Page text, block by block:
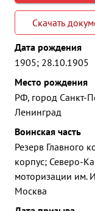
Скачать
Дата рождения
1905; 28.10.1905
Место рождения
РФ, город Санкт-
Ленинград
Воинская часть
Резерв Главного
корпус; Северо-
моторизации им.
Москва